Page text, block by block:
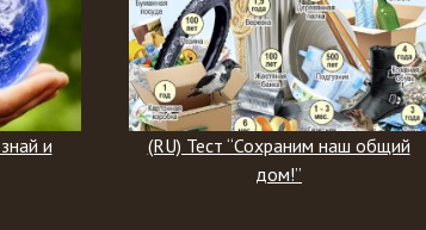
наш общий
(RU) Тест “Лес –
богатство!”